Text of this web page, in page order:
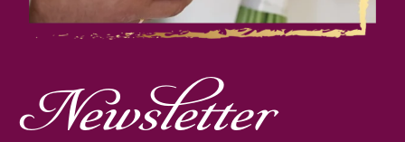
Newsletter